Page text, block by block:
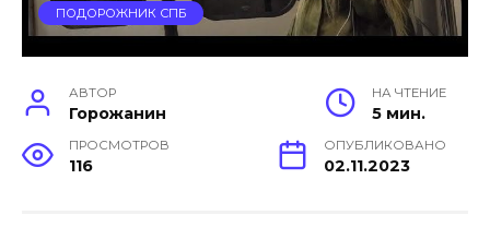
ПОДОРОЖНИК СПБ
АВТОР
Горожанин
НА ЧТЕНИЕ
5 мин.
ПРОСМОТРОВ
116
ОПУБЛИКОВАНО
02.11.2023